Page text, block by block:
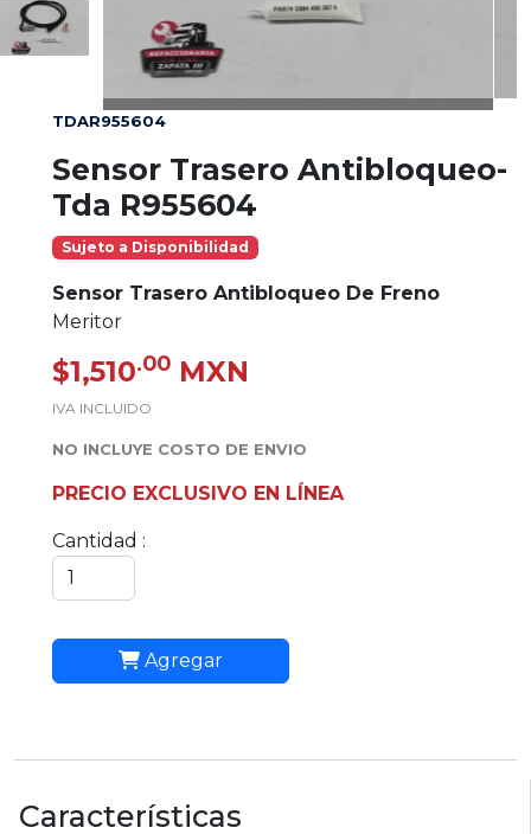
TDAR955604
Sensor Trasero Antibloqueo-
Tda R955604
Sujeto a Disponibilidad
Sensor Trasero Antibloqueo De Freno
Meritor
$1,510.00 MXN
IVA INCLUIDO
NO INCLUYE COSTO DE ENVIO
PRECIO EXCLUSIVO EN LÍNEA
Cantidad :
Agregar
Características